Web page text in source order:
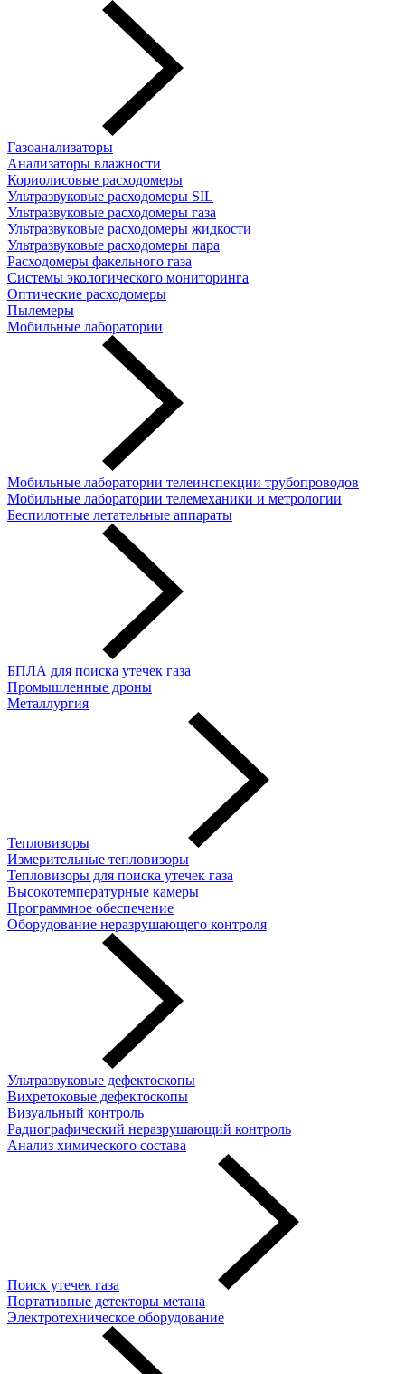
Газоанализаторы
Анализаторы влажности
Кориолисовые расходомеры
Ультразвуковые расходомеры SIL
Ультразвуковые расходомеры газа
Ультразвуковые расходомеры жидкости
Ультразвуковые расходомеры пара
Расходомеры факельного газа
Системы экологического мониторинга
Оптические расходомеры
Пылемеры
Мобильные лаборатории
Мобильные лаборатории телеинспекции трубопроводов
Мобильные лаборатории телемеханики и метрологии
Беспилотные летательные аппараты
БПЛА для поиска утечек газа
Промышленные дроны
Металлургия
Тепловизоры
Измерительные тепловизоры
Тепловизоры для поиска утечек газа
Высокотемпературные камеры
Программное обеспечение
Оборудование неразрушающего контроля
Ультразвуковые дефектоскопы
Вихретоковые дефектоскопы
Визуальный контроль
Радиографический неразрушающий контроль
Анализ химического состава
Поиск утечек газа
Портативные детекторы метана
Электротехническое оборудование